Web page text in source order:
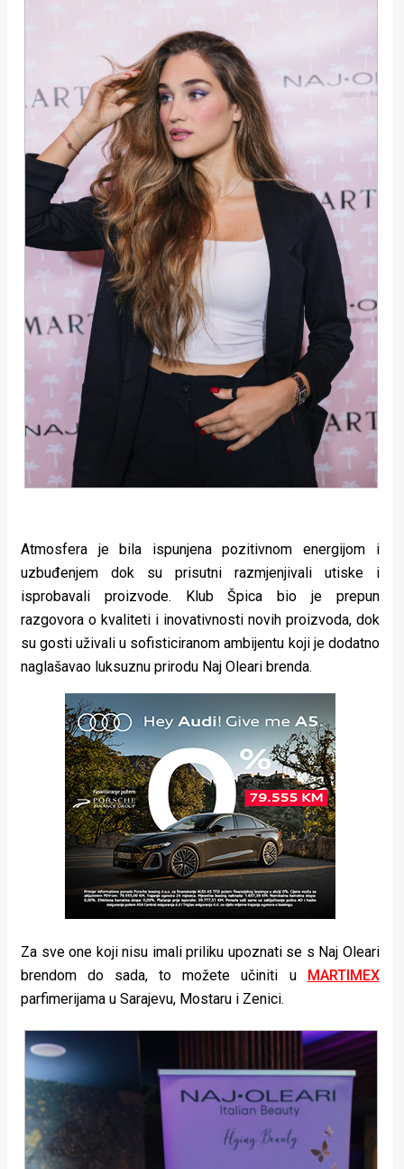
Atmosfera je bila ispunjena pozitivnom energijom i
uzbuđenjem dok su prisutni razmjenjivali utiske i
isprobavali proizvode. Klub Špica bio je prepun
razgovora o kvaliteti i inovativnosti novih proizvoda, dok
su gosti uživali u sofisticiranom ambijentu koji je dodatno
naglašavao luksuznu prirodu Naj Oleari brenda.
Za sve one koji nisu imali priliku upoznati se s Naj Oleari
brendom do sada, to možete učiniti u MARTIMEX
parfimerijama u Sarajevu, Mostaru i Zenici.